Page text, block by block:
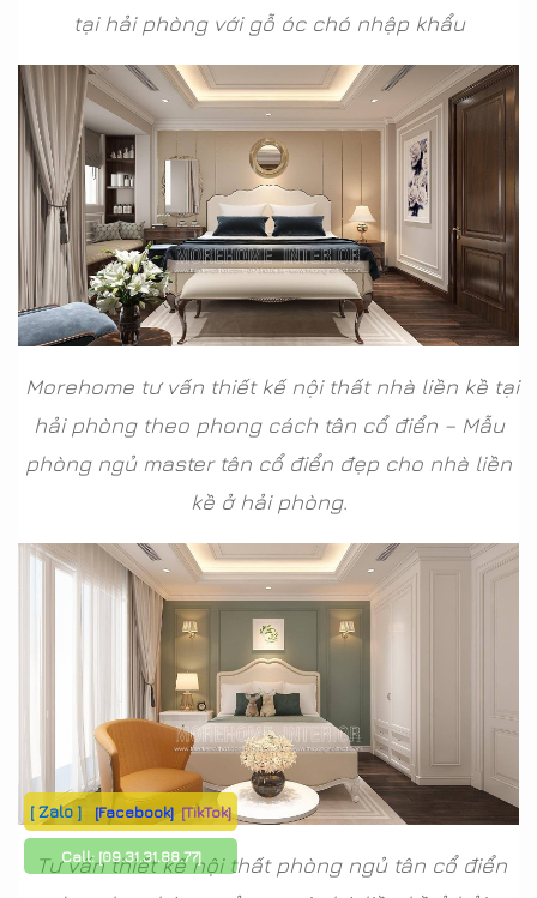
tại hải phòng với gỗ óc chó nhập khẩu
Morehome tư vấn thiết kế nội thất nhà liền kề tại
hải phòng theo phong cách tân cổ điển – Mẫu
phòng ngủ master tân cổ điển đẹp cho nhà liền
kề ở hải phòng.
Tư vấn thiết kế nội thất phòng ngủ tân cổ điển
[ Zalo ] [Facebook] [TikTok]
Call: [09.31.31.88.77]